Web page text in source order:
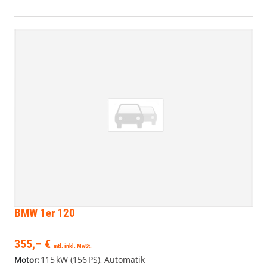
BMW 1er 120
355,– € mtl. inkl. MwSt.
Motor: 115 kW (156 PS), Automatik